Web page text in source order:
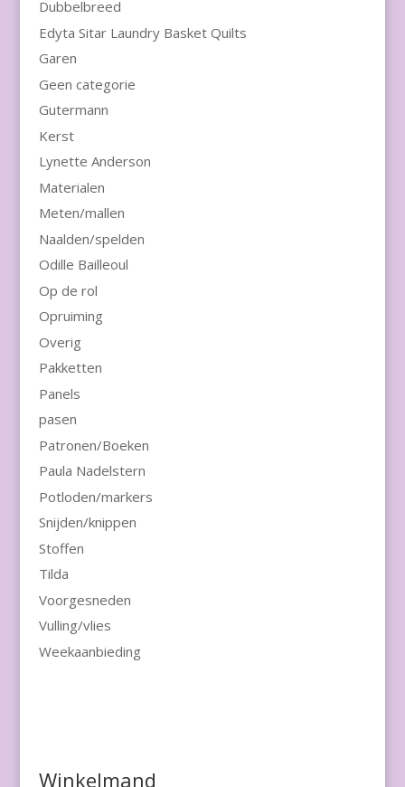
Dubbelbreed
Edyta Sitar Laundry Basket Quilts
Garen
Geen categorie
Gutermann
Kerst
Lynette Anderson
Materialen
Meten/mallen
Naalden/spelden
Odille Bailleoul
Op de rol
Opruiming
Overig
Pakketten
Panels
pasen
Patronen/Boeken
Paula Nadelstern
Potloden/markers
Snijden/knippen
Stoffen
Tilda
Voorgesneden
Vulling/vlies
Weekaanbieding
Winkelmand